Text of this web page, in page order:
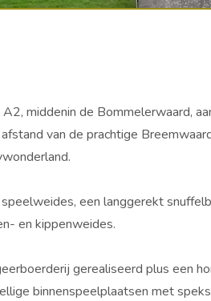
middenin de Bommelerwaard,
van de prachtige
een langgerekt
en kippenweides.
gerealiseerd plus een
binnenspeelplaatsen met